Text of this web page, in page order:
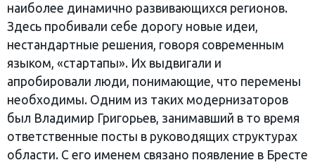
наиболее динамично развивающихся регионов.
Здесь пробивали себе дорогу новые идеи,
нестандартные решения, говоря современным
языком, «стартапы». Их выдвигали и
апробировали люди, понимающие, что перемены
необходимы. Одним из таких модернизаторов
был Владимир Григорьев, занимавший в то время
ответственные посты в руководящих структурах
области. С его именем связано появление в Бресте